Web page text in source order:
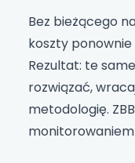
Bez bieżącego
koszty
Rezultat: te
rozwiązać,
metodologię.